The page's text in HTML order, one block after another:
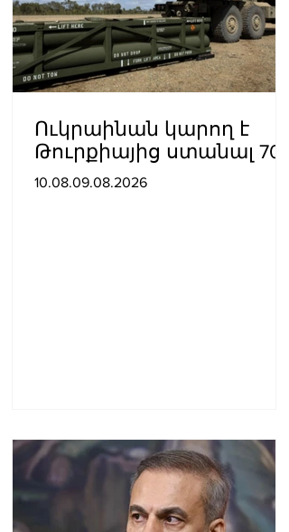
Ուկրաինան կարող է
Թուրքիայից ստանալ 70
ATACMS հրթիռներ
10.08.09.08.2026